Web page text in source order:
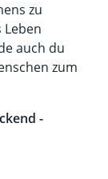
zu
Leben
auch du
zum
-